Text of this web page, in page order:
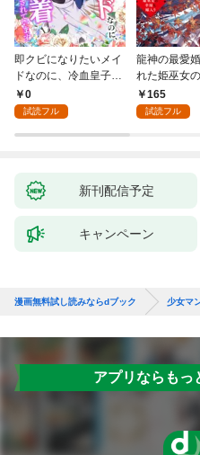
即クビになりたいメイ
ドなのに、冷血皇子に
執着されています第1
話
0
試読フル
龍神の最愛
れた姫巫女
入り～: 1
165
試読フル
新刊配信予定
キャンペーン
漫画無料試し読みならdブック 少女マ
アプリならもっ